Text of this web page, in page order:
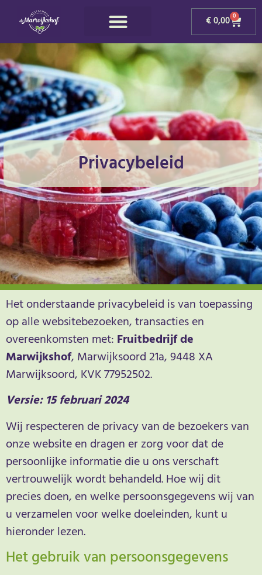
€0,00 0
Privacybeleid
Het onderstaande privacybeleid is van toepassing
op alle websitebezoeken, transacties en
overeenkomsten met: Fruitbedrijf de
Marwijkshof, Marwijksoord 21a, 9448 XA
Marwijksoord, KVK 77952502.
Versie: 15 februari 2024
Wij respecteren de privacy van de bezoekers van
onze website en dragen er zorg voor dat de
persoonlijke informatie die u ons verschaft
vertrouwelijk wordt behandeld. Hoe wij dit
precies doen, en welke persoonsgegevens wij van
u verzamelen voor welke doeleinden, kunt u
hieronder lezen.
Het gebruik van persoonsgegevens